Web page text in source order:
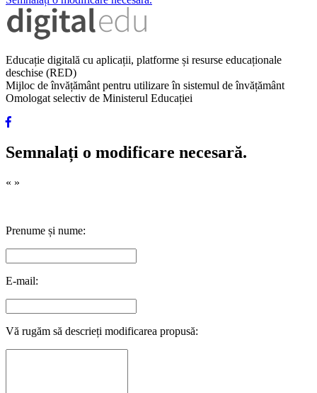
Educație digitală cu aplicații, platforme și resurse educaționale
deschise (RED)
Mijloc de învățământ pentru utilizare în sistemul de învățământ
Omologat selectiv de Ministerul Educației
Semnalați o modificare necesară.
« »
Prenume și nume:
E-mail:
Vă rugăm să descrieți modificarea propusă: